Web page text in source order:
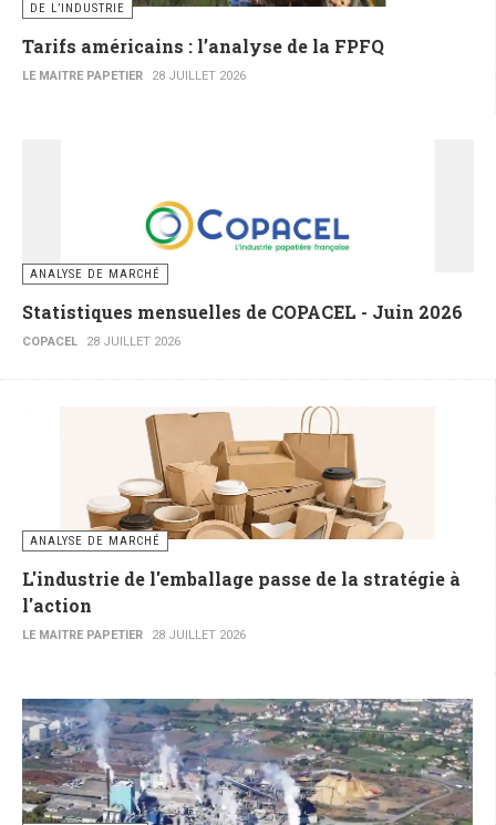
DE L’INDUSTRIE
Tarifs américains : l’analyse de la FPFQ
LE MAITRE PAPETIER 28 JUILLET 2026
ANALYSE DE MARCHÉ
Statistiques mensuelles de COPACEL - Juin 2026
COPACEL 28 JUILLET 2026
ANALYSE DE MARCHÉ
L'industrie de l'emballage passe de la stratégie à
l'action
LE MAITRE PAPETIER 28 JUILLET 2026